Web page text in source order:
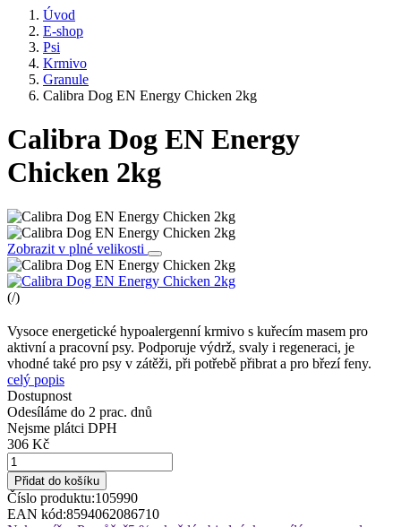
Úvod
E-shop
Psi
Krmivo
Granule
Calibra Dog EN Energy Chicken 2kg
Calibra Dog EN Energy
Chicken 2kg
Zobrazit v plné velikosti
(/)
Vysoce energetické hypoalergenní krmivo s kuřecím masem pro
aktivní a pracovní psy. Podporuje výdrž, svaly i regeneraci, je
vhodné také pro psy v zátěži, při potřebě přibrat a pro březí feny.
celý popis
Dostupnost
Odesíláme do 2 prac. dnů
Nejsme plátci DPH
306 Kč
Přidat do košíku
Číslo produktu:105990
EAN kód:8594062086710